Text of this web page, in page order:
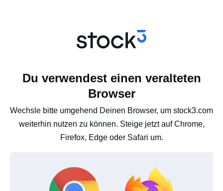
Du verwendest einen veralteten
Browser
Wechsle bitte umgehend Deinen Browser, um stock3.com
weiterhin nutzen zu können. Steige jetzt auf Chrome,
Firefox, Edge oder Safari um.